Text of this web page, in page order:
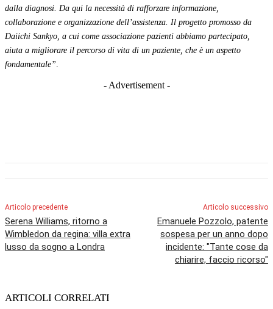
dalla diagnosi. Da qui la necessità di rafforzare informazione,
collaborazione e organizzazione dell’assistenza. Il progetto promosso da
Daiichi Sankyo, a cui come associazione pazienti abbiamo partecipato,
aiuta a migliorare il percorso di vita di un paziente, che è un aspetto
fondamentale”.
- Advertisement -
Articolo precedente
Serena Williams, ritorno a
Wimbledon da regina: villa extra
lusso da sogno a Londra
Articolo successivo
Emanuele Pozzolo, patente
sospesa per un anno dopo
incidente: "Tante cose da
chiarire, faccio ricorso"
ARTICOLI CORRELATI